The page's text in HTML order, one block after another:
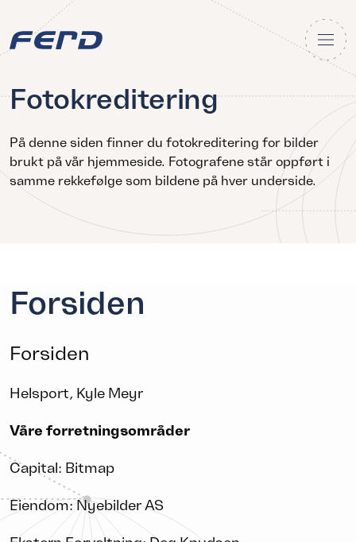
Fotokreditering
På denne siden finner du fotokreditering for bilder
brukt på vår hjemmeside. Fotografene står oppført i
samme rekkefølge som bildene på hver underside.
Forsiden
Forsiden
Helsport, Kyle Meyr
Våre forretningsområder
Capital: Bitmap
Eiendom: Nyebilder AS